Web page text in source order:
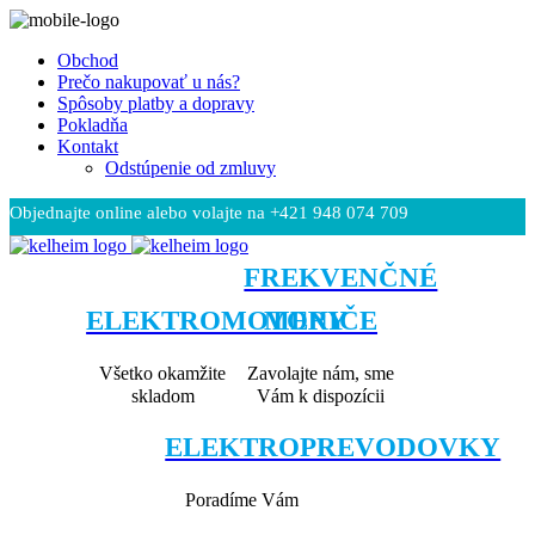
Obchod
Prečo nakupovať u nás?
Spôsoby platby a dopravy
Pokladňa
Kontakt
Odstúpenie od zmluvy
Objednajte online alebo volajte na +421 948 074 709
ELEKTROMOTORY
Všetko okamžite
skladom
FREKVENČNÉ
MENIČE
Zavolajte nám, sme
Vám k dispozícii
ELEKTROPREVODOVKY
Poradíme Vám